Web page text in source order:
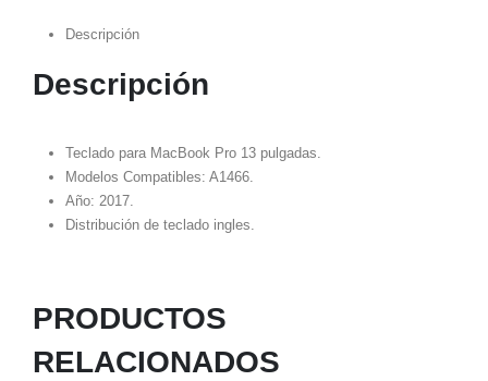
Descripción
Descripción
Teclado para MacBook Pro 13 pulgadas.
Modelos Compatibles: A1466.
Año: 2017.
Distribución de teclado ingles.
PRODUCTOS
RELACIONADOS